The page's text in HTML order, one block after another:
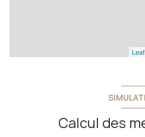
Calcul des